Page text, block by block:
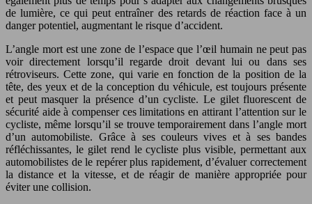
de lumière, ce qui peut entraîner des retards de réaction face à un
danger potentiel, augmentant le risque d’accident.
L’angle mort est une zone de l’espace que l’œil humain ne peut pas
voir directement lorsqu’il regarde droit devant lui ou dans ses
rétroviseurs. Cette zone, qui varie en fonction de la position de la
tête, des yeux et de la conception du véhicule, est toujours présente
et peut masquer la présence d’un cycliste. Le gilet fluorescent de
sécurité aide à compenser ces limitations en attirant l’attention sur le
cycliste, même lorsqu’il se trouve temporairement dans l’angle mort
d’un automobiliste. Grâce à ses couleurs vives et à ses bandes
réfléchissantes, le gilet rend le cycliste plus visible, permettant aux
automobilistes de le repérer plus rapidement, d’évaluer correctement
la distance et la vitesse, et de réagir de manière appropriée pour
éviter une collision.